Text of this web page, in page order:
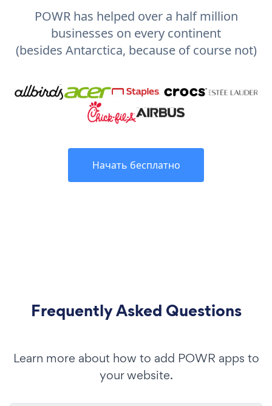
POWR has helped over a half million
businesses on every continent
(besides Antarctica, because of course not)
Начать бесплатно
Frequently Asked Questions
Learn more about how to add POWR apps to
your website.